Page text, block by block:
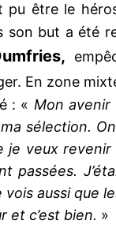
pu être le
son but a été
En zone
: « Mon avenir
sélection.
je veux revenir
passées.
vois aussi que
et c’est bien. »